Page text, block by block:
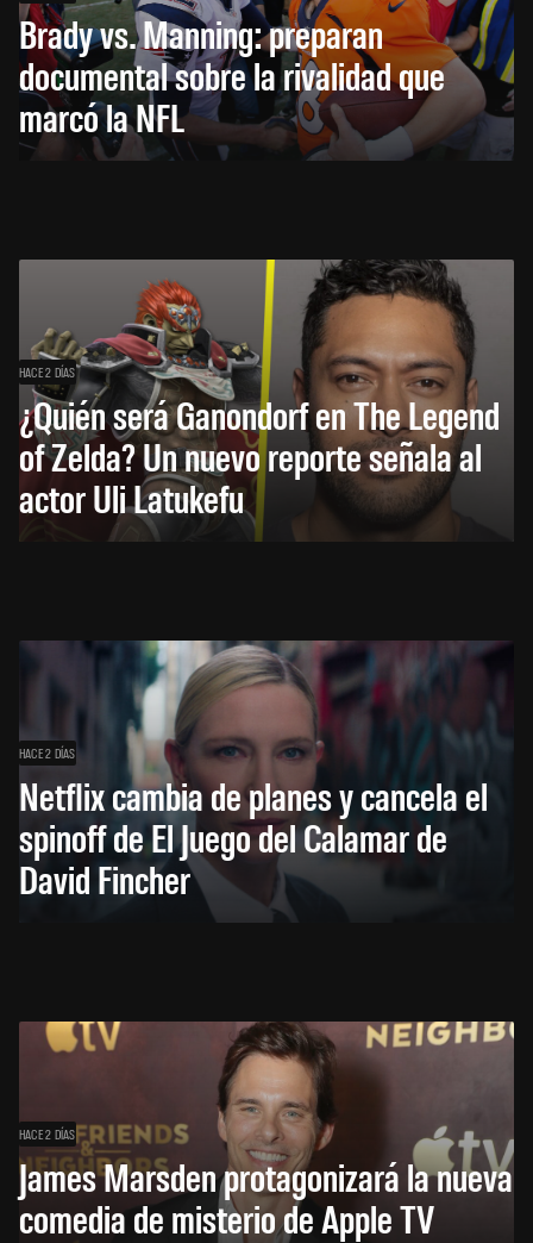
Brady vs. Manning: preparan
documental sobre la rivalidad que
marcó la NFL
HACE 2 DÍAS
¿Quién será Ganondorf en The Legend
of Zelda? Un nuevo reporte señala al
actor Uli Latukefu
HACE 2 DÍAS
Netflix cambia de planes y cancela el
spinoff de El Juego del Calamar de
David Fincher
HACE 2 DÍAS
James Marsden protagonizará la nueva
comedia de misterio de Apple TV